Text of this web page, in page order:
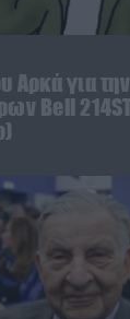
Αρκά για
Bell